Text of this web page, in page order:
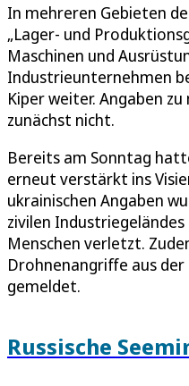
In mehreren Gebieten
„Lager- und
Maschinen und
Industrieunternehmen
Kiper weiter. Angaben
zunächst nicht.
Bereits am Sonntag
erneut verstärkt ins
ukrainischen Angaben
zivilen
Menschen verletzt.
Drohnenangriffe aus der
gemeldet.
Russische